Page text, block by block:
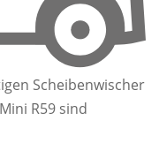
Scheibenwischer
R59 sind